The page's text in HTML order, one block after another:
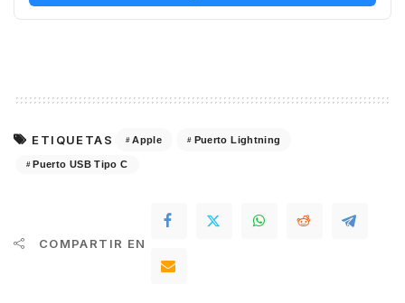
ETIQUETAS Apple Puerto Lightning
Puerto USB Tipo C
COMPARTIR EN